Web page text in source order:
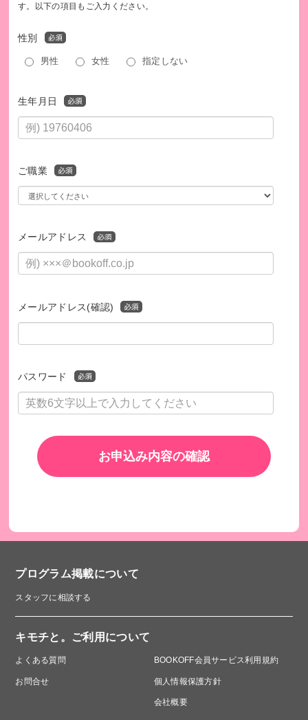
す。以下の項目もご入力ください。
性別
男性 女性 指定しない
生年月日
ご職業
メールアドレス
メールアドレス(確認)
パスワード
お申込み内容の確認
プログラム掲載について
スタッフに相談する
キモチと。ご利用について
よくある質問
お問合せ
BOOKOFF会員サービス利用規約
個人情報保護方針
会社概要